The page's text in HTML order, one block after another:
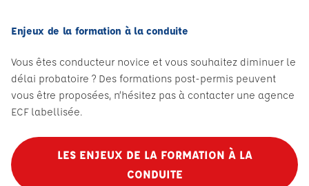
Enjeux de la formation à la conduite
Vous êtes conducteur novice et vous souhaitez diminuer le
délai probatoire ? Des formations post-permis peuvent
vous être proposées, n’hésitez pas à contacter une agence
ECF labellisée.
LES ENJEUX DE LA FORMATION À LA
CONDUITE